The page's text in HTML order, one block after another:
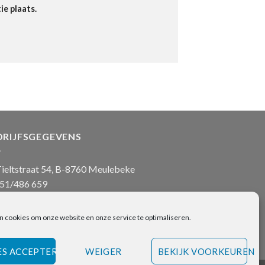
cookies om onze website en onze service te optimaliseren.
ACCEPTEREN WEIGER BEKIJK VOORKEUREN
plaats.
54, B-8760 Meulebeke
486 659
nr.: BE0860.852.630